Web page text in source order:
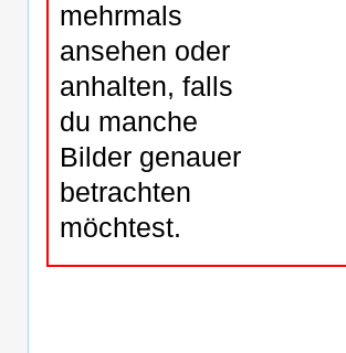
mehrmals
ansehen oder
anhalten, falls
du manche
Bilder genauer
betrachten
möchtest.